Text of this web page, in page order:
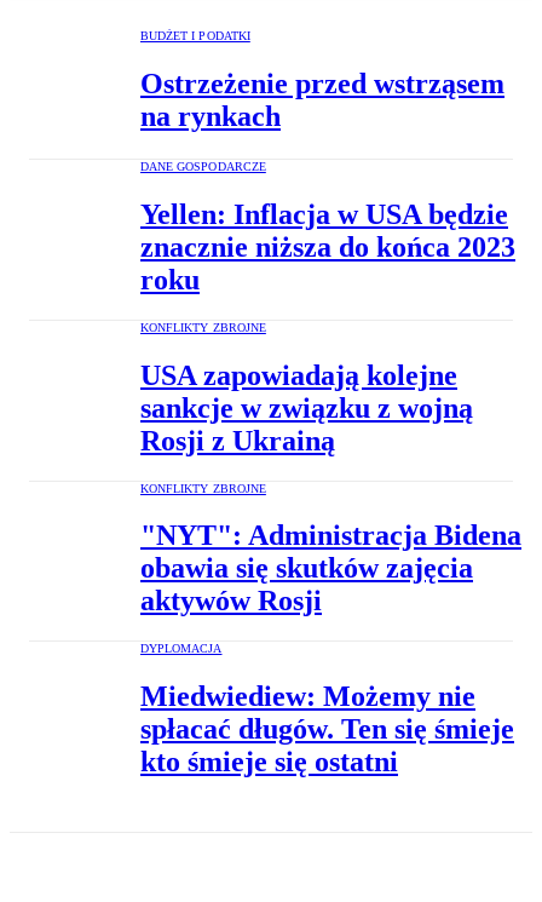
BUDŻET I PODATKI
Ostrzeżenie przed wstrząsem
na rynkach
DANE GOSPODARCZE
Yellen: Inflacja w USA będzie
znacznie niższa do końca 2023
roku
KONFLIKTY ZBROJNE
USA zapowiadają kolejne
sankcje w związku z wojną
Rosji z Ukrainą
KONFLIKTY ZBROJNE
"NYT": Administracja Bidena
obawia się skutków zajęcia
aktywów Rosji
DYPLOMACJA
Miedwiediew: Możemy nie
spłacać długów. Ten się śmieje
kto śmieje się ostatni